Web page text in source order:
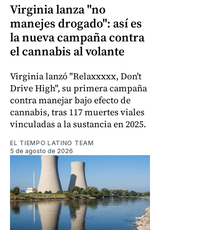
Virginia lanza "no
manejes drogado": así es
la nueva campaña contra
el cannabis al volante
Virginia lanzó "Relaxxxxx, Don't
Drive High", su primera campaña
contra manejar bajo efecto de
cannabis, tras 117 muertes viales
vinculadas a la sustancia en 2025.
EL TIEMPO LATINO TEAM
5 de agosto de 2026